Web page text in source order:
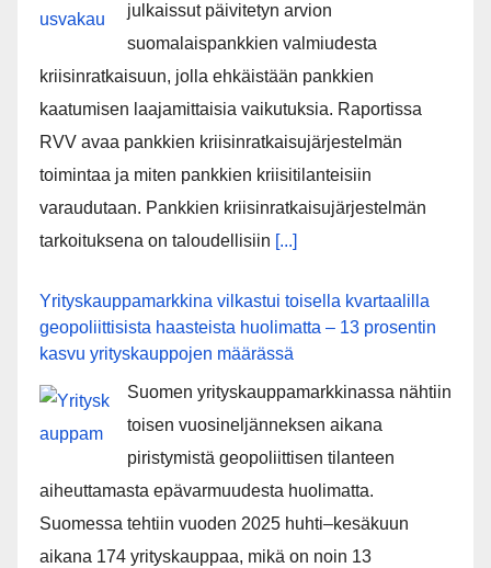
julkaissut päivitetyn arvion
suomalaispankkien valmiudesta
kriisinratkaisuun, jolla ehkäistään pankkien
kaatumisen laajamittaisia vaikutuksia. Raportissa
RVV avaa pankkien kriisinratkaisujärjestelmän
toimintaa ja miten pankkien kriisitilanteisiin
varaudutaan. Pankkien kriisinratkaisujärjestelmän
tarkoituksena on taloudellisiin [...]
Yrityskauppamarkkina vilkastui toisella kvartaalilla
geopoliittisista haasteista huolimatta – 13 prosentin
kasvu yrityskauppojen määrässä
Suomen yrityskauppamarkkinassa nähtiin
toisen vuosineljänneksen aikana
piristymistä geopoliittisen tilanteen
aiheuttamasta epävarmuudesta huolimatta.
Suomessa tehtiin vuoden 2025 huhti–kesäkuun
aikana 174 yrityskauppaa, mikä on noin 13